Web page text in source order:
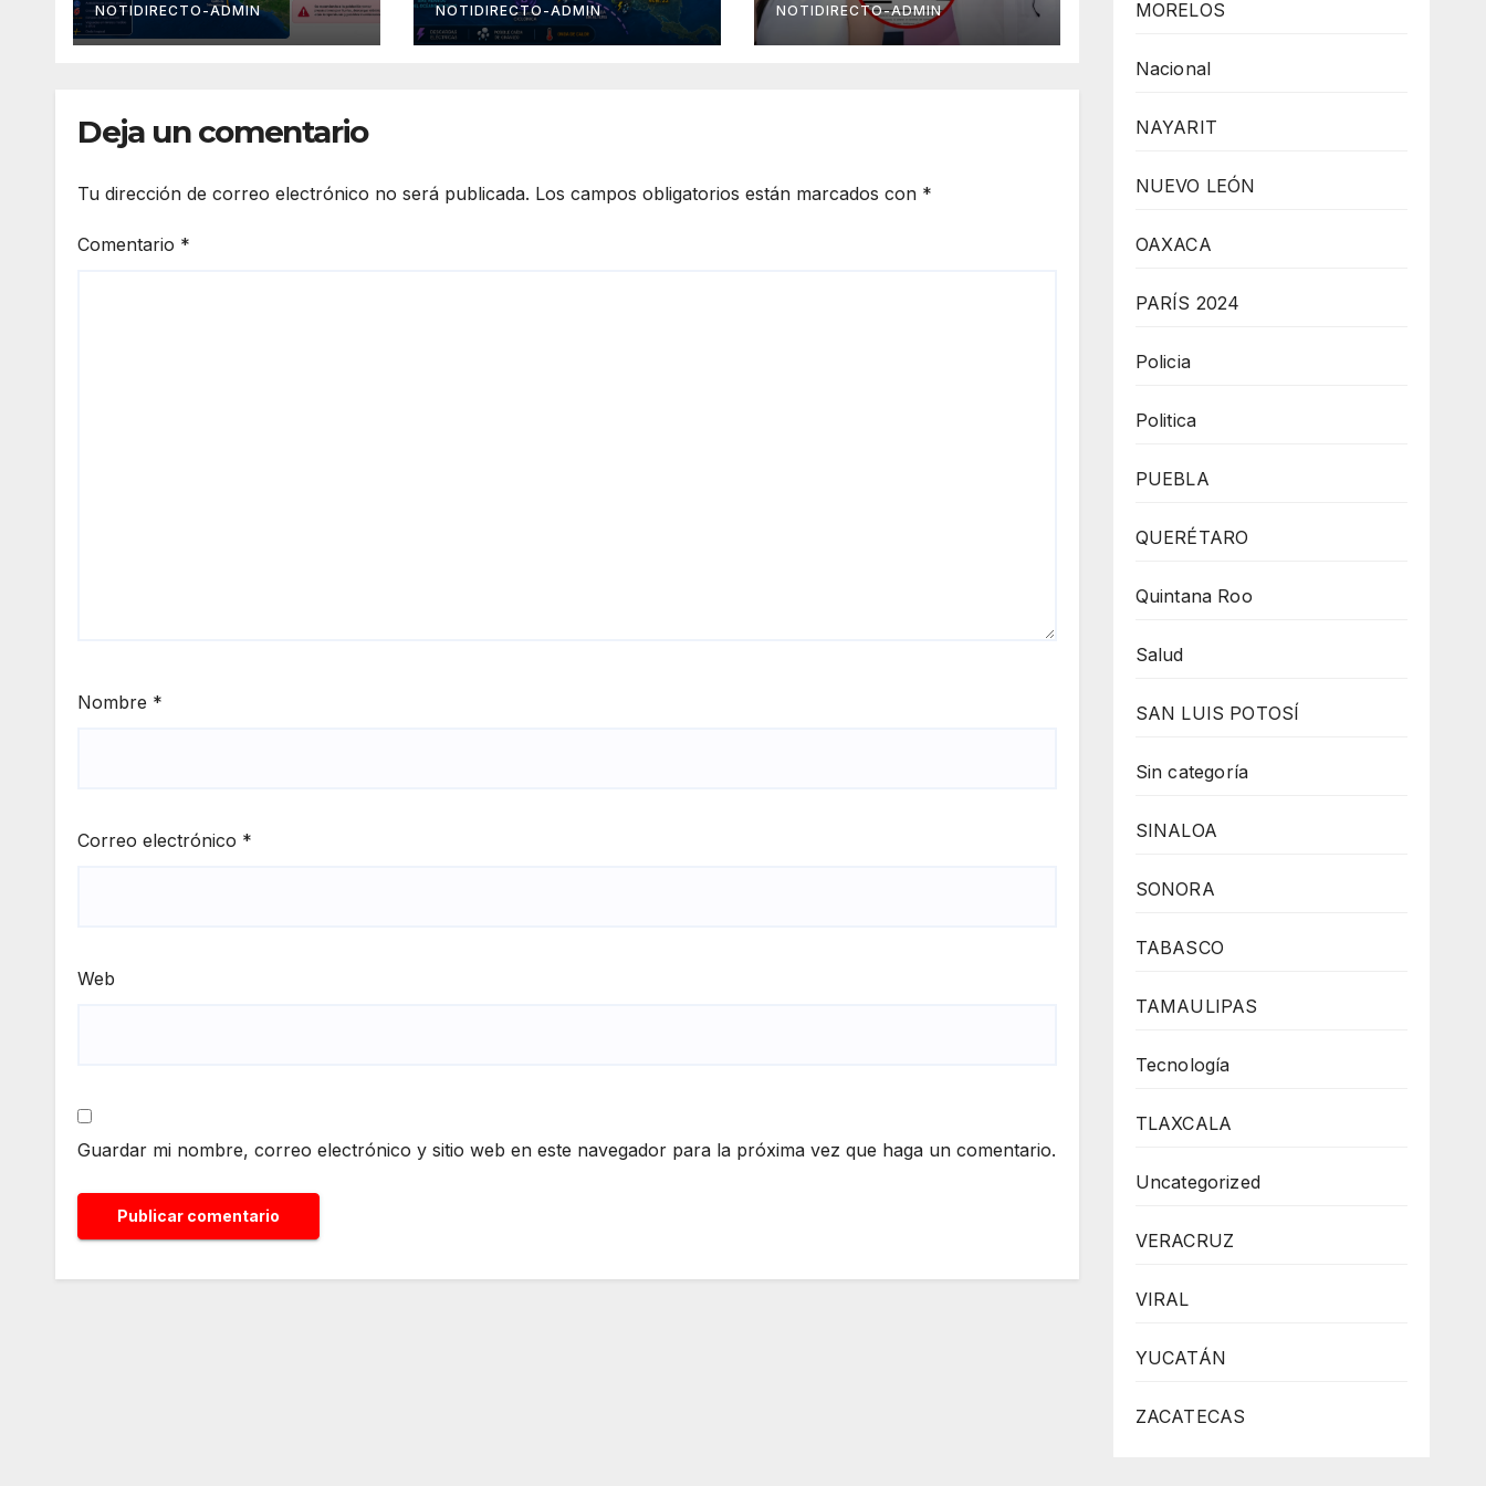
Tehuantepec y el
sur del país
NOTIDIRECTO-ADMIN
México
NOTIDIRECTO-ADMIN
mediática y
psicológica de
NOTIDIRECTO-ADMIN
Deja un comentario
Tu dirección de correo electrónico no será publicada. Los campos obligatorios están marcados con *
Comentario *
Nombre *
Correo electrónico *
Web
Guardar mi nombre, correo electrónico y sitio web en este navegador para la próxima vez que haga un comentario.
MORELOS
Nacional
NAYARIT
NUEVO LEÓN
OAXACA
PARÍS 2024
Policia
Politica
PUEBLA
QUERÉTARO
Quintana Roo
Salud
SAN LUIS POTOSÍ
Sin categoría
SINALOA
SONORA
TABASCO
TAMAULIPAS
Tecnología
TLAXCALA
Uncategorized
VERACRUZ
VIRAL
YUCATÁN
ZACATECAS